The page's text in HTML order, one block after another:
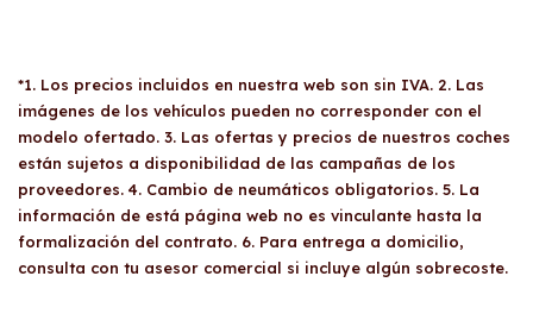
*1. Los precios incluidos en nuestra web son sin IVA. 2. Las
imágenes de los vehículos pueden no corresponder con el
modelo ofertado. 3. Las ofertas y precios de nuestros coches
están sujetos a disponibilidad de las campañas de los
proveedores. 4. Cambio de neumáticos obligatorios. 5. La
información de está página web no es vinculante hasta la
formalización del contrato. 6. Para entrega a domicilio,
consulta con tu asesor comercial si incluye algún sobrecoste.